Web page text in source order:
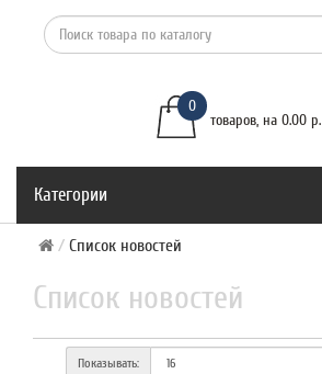
0
товаров, на 0.00 р.
Категории
Список новостей
Список новостей
Показывать: